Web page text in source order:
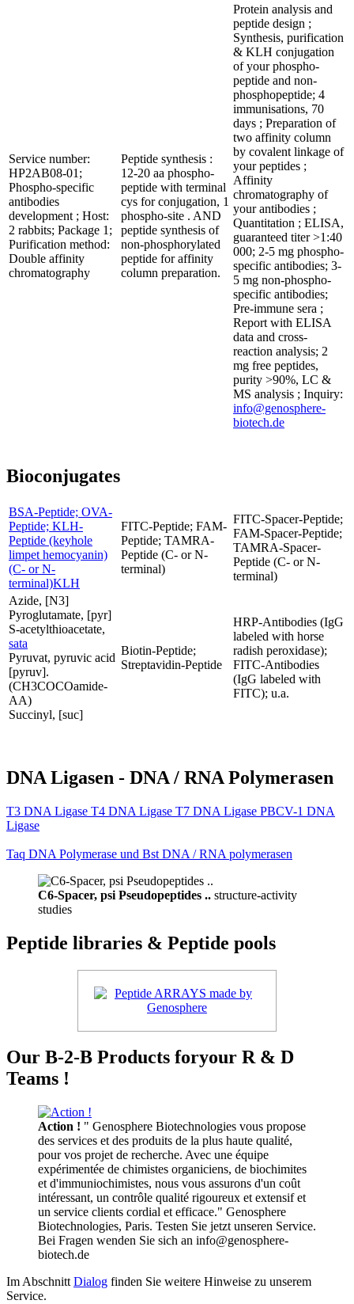
Service number:
HP2AB08-01;
Phospho-specific
antibodies
development ; Host:
2 rabbits; Package 1;
Purification method:
Double affinity
chromatography
Peptide synthesis :
12-20 aa phospho-
peptide with terminal
cys for conjugation, 1
phospho-site . AND
peptide synthesis of
non-phosphorylated
peptide for affinity
column preparation.
Protein analysis and
peptide design ;
Synthesis, purification
& KLH conjugation
of your phospho-
peptide and non-
phosphopeptide; 4
immunisations, 70
days ; Preparation of
two affinity column
by covalent linkage of
your peptides ;
Affinity
chromatography of
your antibodies ;
Quantitation ; ELISA,
guaranteed titer >1:40
000; 2-5 mg phospho-
specific antibodies; 3-
5 mg non-phospho-
specific antibodies;
Pre-immune sera ;
Report with ELISA
data and cross-
reaction analysis; 2
mg free peptides,
purity >90%, LC &
MS analysis ; Inquiry:
info@genosphere-
biotech.de
Bioconjugates
BSA-Peptide; OVA-
Peptide; KLH-
Peptide (keyhole
limpet hemocyanin)
(C- or N-
terminal)KLH
FITC-Peptide; FAM-
Peptide; TAMRA-
Peptide (C- or N-
terminal)
FITC-Spacer-Peptide;
FAM-Spacer-Peptide;
TAMRA-Spacer-
Peptide (C- or N-
terminal)
Azide, [N3]
Pyroglutamate, [pyr]
S-acetylthioacetate,
sata
Pyruvat, pyruvic acid
[pyruv].
(CH3COCOamide-
AA)
Succinyl, [suc]
Biotin-Peptide;
Streptavidin-Peptide
HRP-Antibodies (IgG
labeled with horse
radish peroxidase);
FITC-Antibodies
(IgG labeled with
FITC); u.a.
DNA Ligasen - DNA / RNA Polymerasen
T3 DNA Ligase T4 DNA Ligase T7 DNA Ligase PBCV-1 DNA
Ligase
Taq DNA Polymerase und Bst DNA / RNA polymerasen
C6-Spacer, psi Pseudopeptides .. structure-activity
studies
Peptide libraries & Peptide pools
Our B-2-B Products foryour R & D
Teams !
Action ! " Genosphere Biotechnologies vous propose
des services et des produits de la plus haute qualité,
pour vos projet de recherche. Avec une équipe
expérimentée de chimistes organiciens, de biochimites
et d'immuniochimistes, nous vous assurons d'un coût
intéressant, un contrôle qualité rigoureux et extensif et
un service clients cordial et efficace." Genosphere
Biotechnologies, Paris. Testen Sie jetzt unseren Service.
Bei Fragen wenden Sie sich an info@genosphere-
biotech.de
Im Abschnitt Dialog finden Sie weitere Hinweise zu unserem
Service.